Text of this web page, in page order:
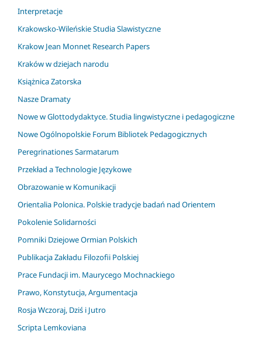
Interpretacje
Krakowsko-Wileńskie Studia Slawistyczne
Krakow Jean Monnet Research Papers
Kraków w dziejach narodu
Książnica Zatorska
Nasze Dramaty
Nowe w Glottodydaktyce. Studia lingwistyczne i pedagogiczne
Nowe Ogólnopolskie Forum Bibliotek Pedagogicznych
Peregrinationes Sarmatarum
Przekład a Technologie Językowe
Obrazowanie w Komunikacji
Orientalia Polonica. Polskie tradycje badań nad Orientem
Pokolenie Solidarności
Pomniki Dziejowe Ormian Polskich
Publikacja Zakładu Filozofii Polskiej
Prace Fundacji im. Maurycego Mochnackiego
Prawo, Konstytucja, Argumentacja
Rosja Wczoraj, Dziś i Jutro
Scripta Lemkoviana